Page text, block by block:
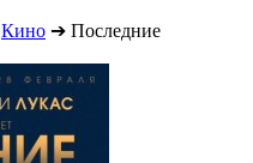
Кино ➔ Последние